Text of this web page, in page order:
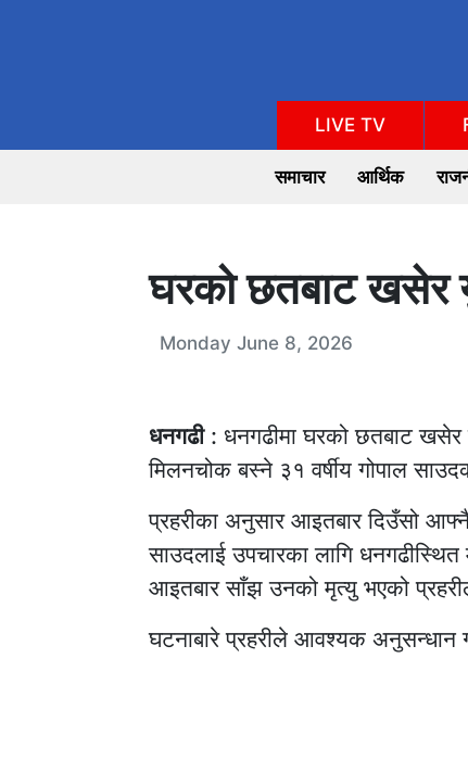
समाचार आर्थिक
LIVE TV
घरको छतबाट खसेर
Monday June 8, 2026
धनगढी: धनगढीमा घरको छतबाट खसेर
मिलनचोक बस्ने ३१ वर्षीय गोपाल
प्रहरीका अनुसार आइतबार दिउँसो
साउदलाई उपचारका लागि
आइतबार साँझ उनको मृत्यु भएको
घटनाबारे प्रहरीले आवश्यक अनुसन्धान